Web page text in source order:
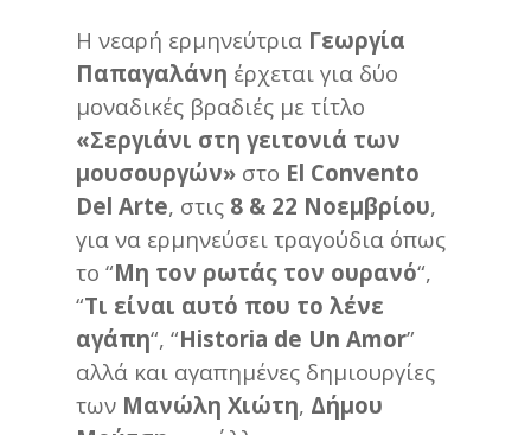
Η νεαρή ερμηνεύτρια Γεωργία
Παπαγαλάνη έρχεται για δύο
μοναδικές βραδιές με τίτλο
«Σεργιάνι στη γειτονιά των
μουσουργών» στο El Convento
Del Arte, στις 8 & 22 Νοεμβρίου,
για να ερμηνεύσει τραγούδια όπως
το “Μη τον ρωτάς τον ουρανό“,
“Τι είναι αυτό που το λένε
αγάπη“, “Historia de Un Amor”
αλλά και αγαπημένες δημιουργίες
των Μανώλη Χιώτη, Δήμου